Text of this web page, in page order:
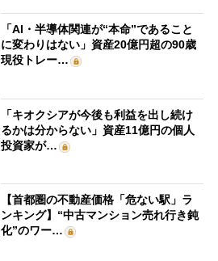
「AI・半導体関連が“本命”であること
に変わりはない」資産20億円超の90歳
現役トレー…
「キオクシアが今後も利益を出し続け
るかは分からない」資産11億円の個人
投資家が…
【首都圏の不動産価格「危ない駅」ラ
ンキング】“中古マンション売れ行き鈍
化”のワー…